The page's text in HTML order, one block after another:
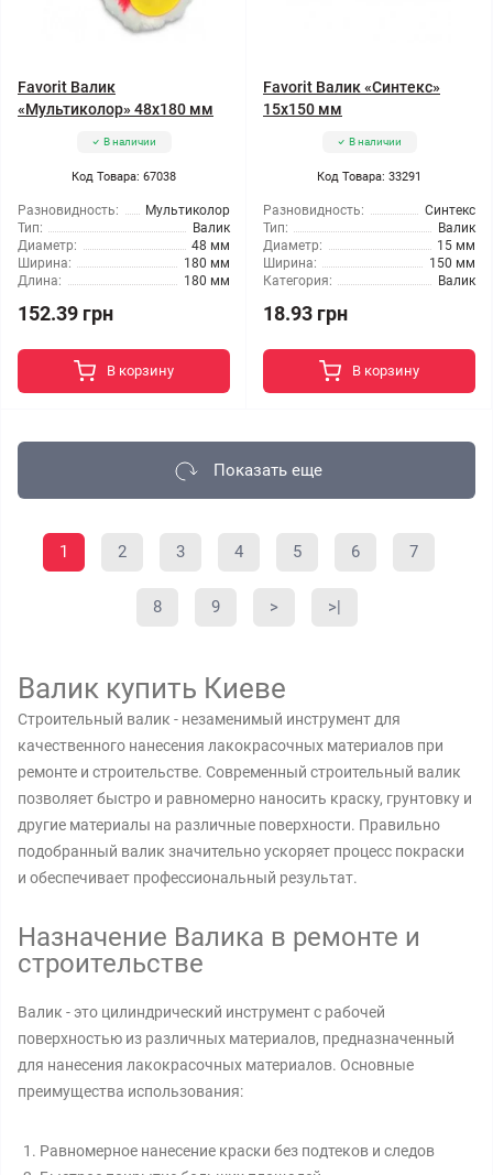
Favorit Валик
«Мультиколор» 48x180 мм
В наличии
Код Товара: 67038
Разновидность:
Мультиколор
Тип:
Валик
Диаметр:
48 мм
Ширина:
180 мм
Длина:
180 мм
152.39 грн
В корзину
Favorit Валик «Синтекс»
15x150 мм
В наличии
Код Товара: 33291
Разновидность:
Синтекс
Тип:
Валик
Диаметр:
15 мм
Ширина:
150 мм
Категория:
Валик
18.93 грн
В корзину
Показать еще
1 2 3 4 5 6 7
8 9 > >|
Валик купить Киеве
Строительный валик - незаменимый инструмент для
качественного нанесения лакокрасочных материалов при
ремонте и строительстве. Современный строительный валик
позволяет быстро и равномерно наносить краску, грунтовку и
другие материалы на различные поверхности. Правильно
подобранный валик значительно ускоряет процесс покраски
и обеспечивает профессиональный результат.
Назначение Валика в ремонте и
строительстве
Валик - это цилиндрический инструмент с рабочей
поверхностью из различных материалов, предназначенный
для нанесения лакокрасочных материалов. Основные
преимущества использования:
Равномерное нанесение краски без подтеков и следов